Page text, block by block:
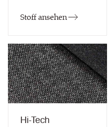
Stoff ansehen
Hi-Tech